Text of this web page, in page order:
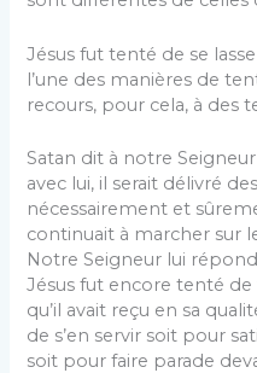
Jésus fut tenté de se
l’une des manières de
recours, pour cela, à des
Satan dit à notre
avec lui, il serait délivré
nécessairement et
continuait à marcher sur
Notre Seigneur lui
Jésus fut encore tenté
qu’il avait reçu en sa
de s’en servir soit pour
soit pour faire parade